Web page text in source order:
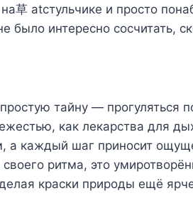
草 atстульчике и просто
интересно сосчитать,
тайну — прогуляться
как лекарства для
а каждый шаг приносит
ритма, это
краски природы ещё